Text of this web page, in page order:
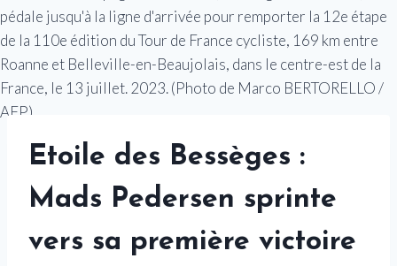
Etoile des Bessèges :
Mads Pedersen sprinte
vers sa première victoire